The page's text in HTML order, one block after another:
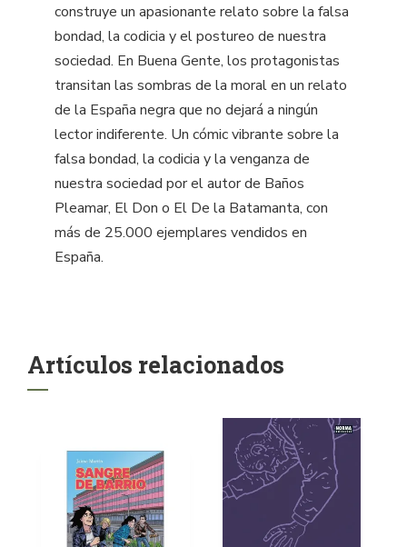
construye un apasionante relato sobre la falsa
bondad, la codicia y el postureo de nuestra
sociedad. En Buena Gente, los protagonistas
transitan las sombras de la moral en un relato
de la España negra que no dejará a ningún
lector indiferente. Un cómic vibrante sobre la
falsa bondad, la codicia y la venganza de
nuestra sociedad por el autor de Baños
Pleamar, El Don o El De la Batamanta, con
más de 25.000 ejemplares vendidos en
España.
Artículos relacionados